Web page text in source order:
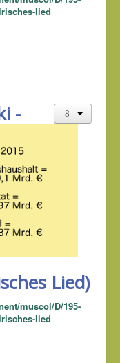
lied
-
Lied)
muscol/D/195-
lied